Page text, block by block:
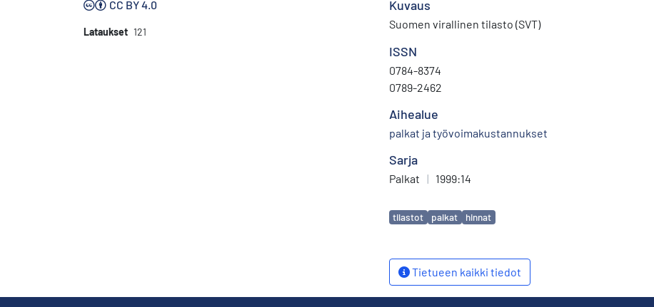
CC BY 4.0
Lataukset 121
Kuvaus
Suomen virallinen tilasto (SVT)
ISSN
0784-8374
0789-2462
Aihealue
palkat ja työvoimakustannukset
Sarja
Palkat | 1999:14
Avainsanat
tilastot palkat hinnat
Tietueen kaikki tiedot